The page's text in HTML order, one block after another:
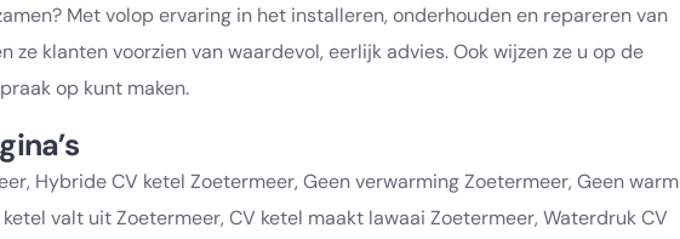
Met volop ervaring in het installeren, onderhouden en repareren van
ze klanten voorzien van waardevol, eerlijk advies. Ook wijzen ze u op de
op kunt maken.
Hybride CV ketel Zoetermeer, Geen verwarming Zoetermeer, Geen warm
valt uit Zoetermeer, CV ketel maakt lawaai Zoetermeer, Waterdruk CV